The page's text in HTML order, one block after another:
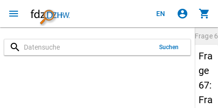
menu EN account_circle shopping_cart
search Suchen
Frage
Fra
ge
67:
Fra